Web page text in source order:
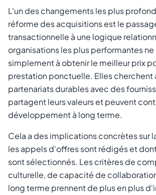
L'un des changements les plus
réforme des acquisitions est le
transactionnelle à une logique
organisations les plus performantes
simplement à obtenir le meilleur prix
prestation ponctuelle. Elles cherchent
partenariats durables avec des
partagent leurs valeurs et peuvent
développement à long terme.
Cela a des implications concrètes sur
les appels d'offres sont rédigés et
sont sélectionnés. Les critères de
culturelle, de capacité de
long terme prennent de plus en plus